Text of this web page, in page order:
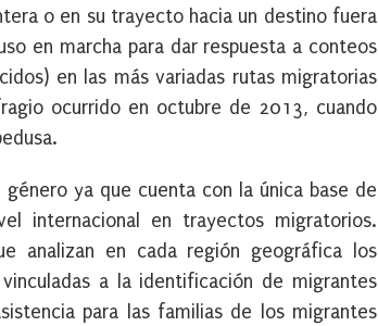
o en su trayecto hacia un destino fuera
en marcha para dar respuesta a conteos
en las más variadas rutas migratorias
ocurrido en octubre de 2013, cuando
ya que cuenta con la única base de
internacional en trayectos migratorios.
analizan en cada región geográfica los
a la identificación de migrantes
para las familias de los migrantes